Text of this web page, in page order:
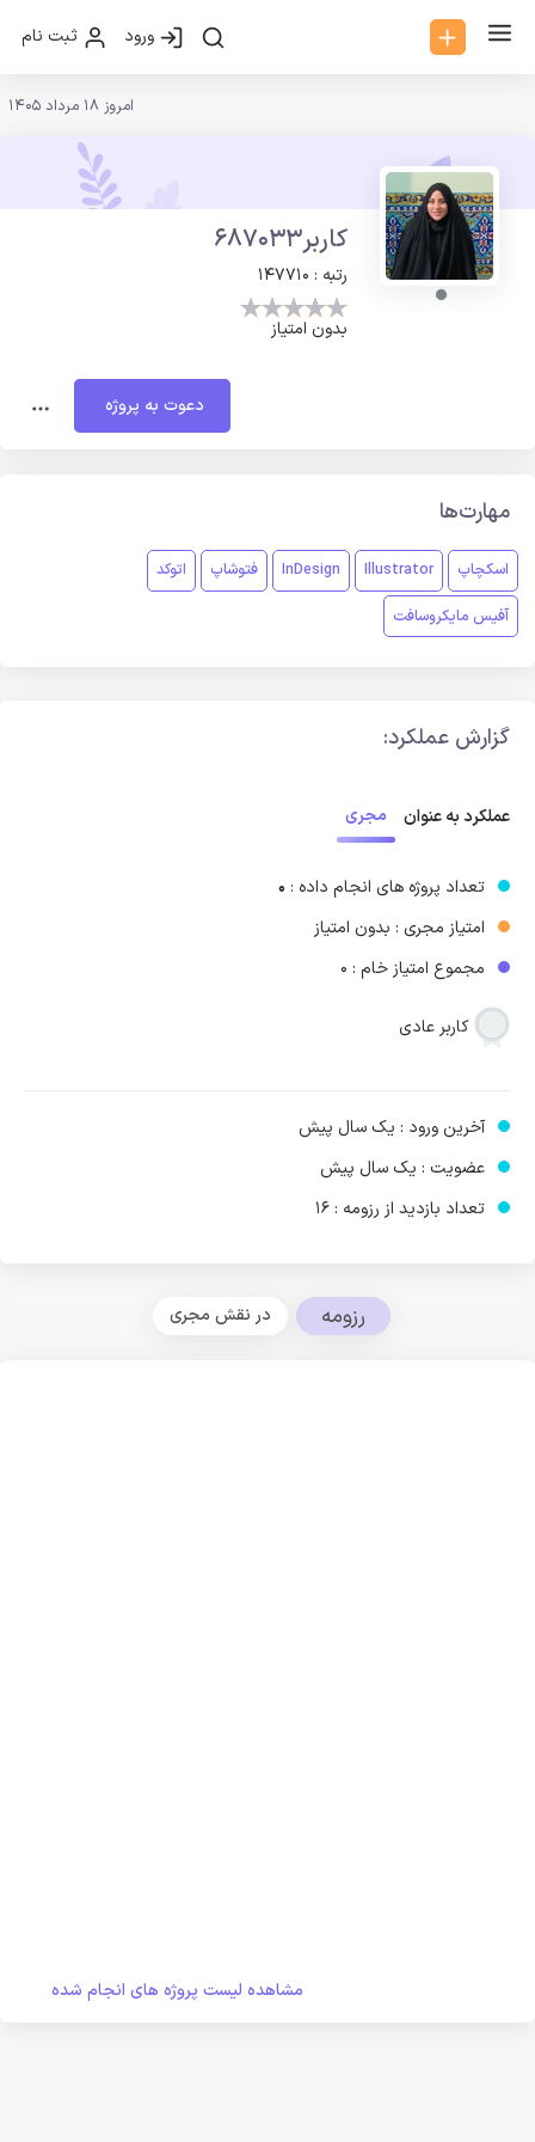
ورود ثبت نام
امروز 18 مرداد 1405
کاربر687033
رتبه : 147710
بدون امتیاز
دعوت به پروژه
مهارت‌ها
اسکچاپ Illustrator
InDesign فتوشاپ اتوکد
آفیس مایکروسافت
گزارش عملکرد:
عملکرد به عنوان مجری
تعداد پروژه های انجام داده : 0
امتیاز مجری : بدون امتیاز
مجموع امتیاز خام : 0
کاربر عادی
آخرین ورود : یک سال پیش
عضویت : یک سال پیش
تعداد بازدید از رزومه : 16
رزومه در نقش مجری
مشاهده لیست پروژه های انجام شده